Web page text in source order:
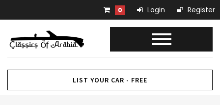
0 Login Register
LIST YOUR CAR - FREE